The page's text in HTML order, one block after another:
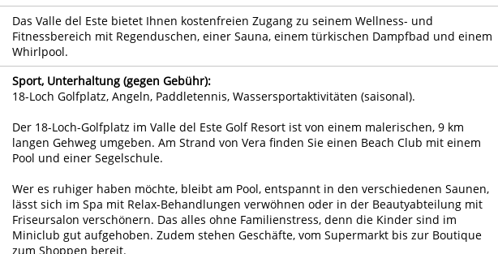
Das Valle del Este bietet Ihnen kostenfreien Zugang zu seinem Wellness- und
Fitnessbereich mit Regenduschen, einer Sauna, einem türkischen Dampfbad und einem
Whirlpool.
Sport, Unterhaltung (gegen Gebühr):
18-Loch Golfplatz, Angeln, Paddletennis, Wassersportaktivitäten (saisonal).
Der 18-Loch-Golfplatz im Valle del Este Golf Resort ist von einem malerischen, 9 km
langen Gehweg umgeben. Am Strand von Vera finden Sie einen Beach Club mit einem
Pool und einer Segelschule.
Wer es ruhiger haben möchte, bleibt am Pool, entspannt in den verschiedenen Saunen,
lässt sich im Spa mit Relax-Behandlungen verwöhnen oder in der Beautyabteilung mit
Friseursalon verschönern. Das alles ohne Familienstress, denn die Kinder sind im
Miniclub gut aufgehoben. Zudem stehen Geschäfte, vom Supermarkt bis zur Boutique
zum Shoppen bereit.